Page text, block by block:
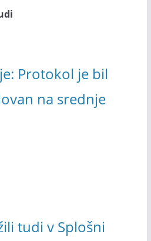
Protokol je bil
na srednje
tudi v Splošni